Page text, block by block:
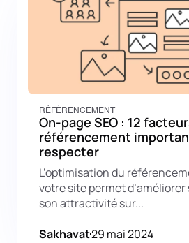
RÉFÉRENCEMENT
On-page SEO : 12
référencement
respecter
L’optimisation du
votre site permet
son attractivité sur...
Sakhavat29 mai 2024